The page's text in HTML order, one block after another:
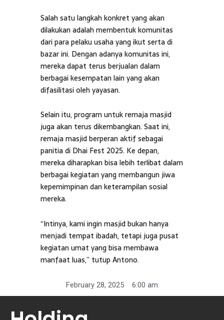
Salah satu langkah konkret yang akan
dilakukan adalah membentuk komunitas
dari para pelaku usaha yang ikut serta di
bazar ini. Dengan adanya komunitas ini,
mereka dapat terus berjualan dalam
berbagai kesempatan lain yang akan
difasilitasi oleh yayasan.
Selain itu, program untuk remaja masjid
juga akan terus dikembangkan. Saat ini,
remaja masjid berperan aktif sebagai
panitia di Dhai Fest 2025. Ke depan,
mereka diharapkan bisa lebih terlibat dalam
berbagai kegiatan yang membangun jiwa
kepemimpinan dan keterampilan sosial
mereka.
“Intinya, kami ingin masjid bukan hanya
menjadi tempat ibadah, tetapi juga pusat
kegiatan umat yang bisa membawa
manfaat luas,” tutup Antono.
February 28, 2025 6:00 am